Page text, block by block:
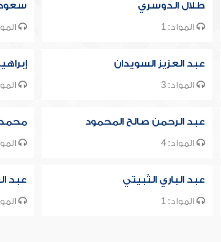
طلال الدوسري
المواد: 1
عبد العزيز السويدان
المواد: 3
عبد الرحمن صالح المحمود
المواد: 4
محمد
عبد الباري الثبيتي
المواد: 1
عبد